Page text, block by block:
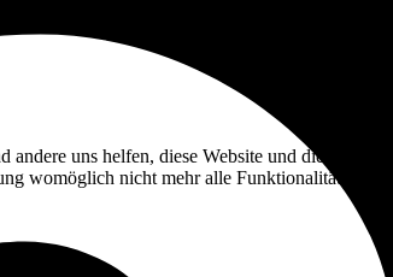
uns helfen, diese Website und die
womöglich nicht mehr alle Funktionalitäten der